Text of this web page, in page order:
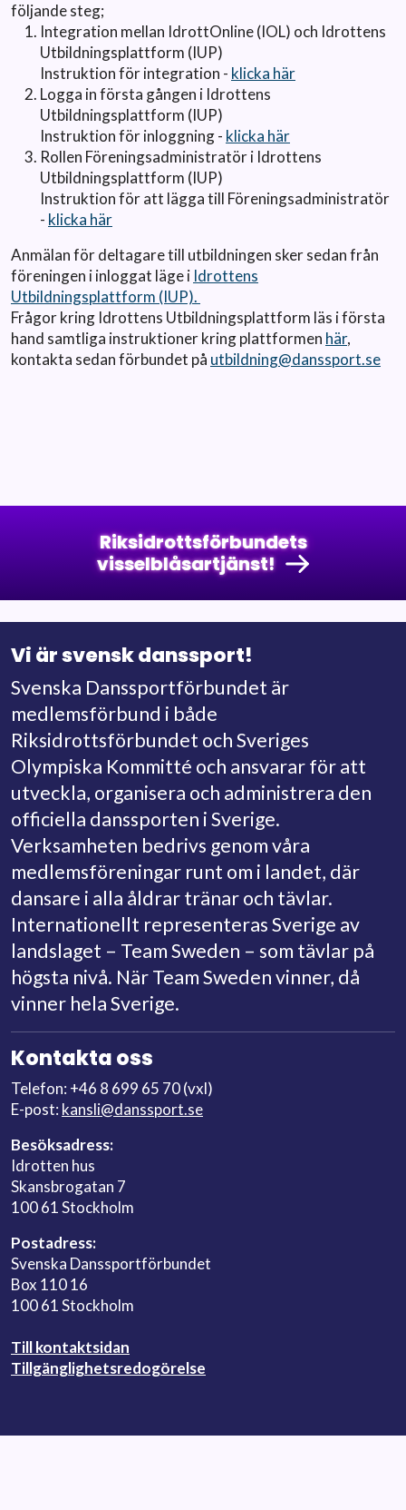
följande steg;
Integration mellan IdrottOnline (IOL) och Idrottens
Utbildningsplattform (IUP)
Instruktion för integration - klicka här
Logga in första gången i Idrottens
Utbildningsplattform (IUP)
Instruktion för inloggning - klicka här
Rollen Föreningsadministratör i Idrottens
Utbildningsplattform (IUP)
Instruktion för att lägga till Föreningsadministratör
- klicka här
Anmälan för deltagare till utbildningen sker sedan från
föreningen i inloggat läge i Idrottens
Utbildningsplattform (IUP).
Frågor kring Idrottens Utbildningsplattform läs i första
hand samtliga instruktioner kring plattformen här,
kontakta sedan förbundet på utbildning@danssport.se
Riksidrottsförbundets
visselblåsartjänst!
Vi är svensk danssport!
Svenska Danssportförbundet är
medlemsförbund i både
Riksidrottsförbundet och Sveriges
Olympiska Kommitté och ansvarar för att
utveckla, organisera och administrera den
officiella danssporten i Sverige.
Verksamheten bedrivs genom våra
medlemsföreningar runt om i landet, där
dansare i alla åldrar tränar och tävlar.
Internationellt representeras Sverige av
landslaget – Team Sweden – som tävlar på
högsta nivå. När Team Sweden vinner, då
vinner hela Sverige.
Kontakta oss
Telefon: +46 8 699 65 70 (vxl)
E-post: kansli@danssport.se
Besöksadress:
Idrotten hus
Skansbrogatan 7
100 61 Stockholm
Postadress:
Svenska Danssportförbundet
Box 110 16
100 61 Stockholm
Till kontaktsidan
Tillgänglighetsredogörelse